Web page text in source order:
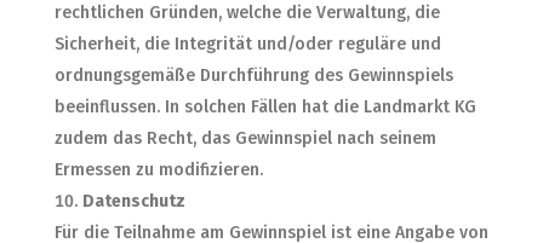
rechtlichen Gründen, welche die Verwaltung, die
Sicherheit, die Integrität und/oder reguläre und
ordnungsgemäße Durchführung des Gewinnspiels
beeinflussen. In solchen Fällen hat die Landmarkt KG
zudem das Recht, das Gewinnspiel nach seinem
Ermessen zu modifizieren.
Datenschutz
Für die Teilnahme am Gewinnspiel ist eine Angabe von